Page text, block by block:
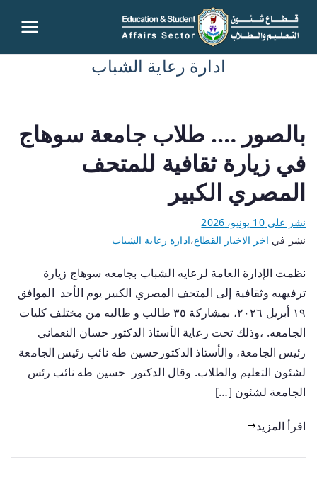
قطاع
شئون
والطلاب
ادارة رعاية الشباب
بالصور …. طلاب جامعة سوهاج
في زيارة ثقافية للمتحف
المصري الكبير
نشر على10 يونيو، 2026
نشر في اخر الاخبار القطاع،ادارة رعاية الشباب
نظمت الإدارة العامة لرعايه الشباب بجامعه سوهاج زيارة
ترفيهيه وثقافية إلى المتحف المصري الكبير يوم الأحد الموافق
١٩ أبريل ٢٠٢٦، بمشاركة ٣٥ طالب و طالبه من مختلف كليات
الجامعه. ،وذلك تحت رعاية الأستاذ الدكتور حسان النعماني
رئيس الجامعة، والأستاذ الدكتورحسين طه نائب رئيس الجامعة
لشئون التعليم والطلاب. وقال الدكتور حسين طه نائب رئس
الجامعة لشئون […]
اقرأ المزيد